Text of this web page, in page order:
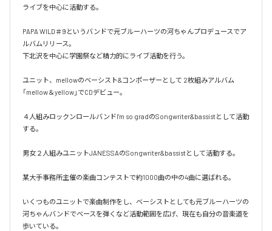
ライブを中心に活動する。
PAPA WILD＃9というバンドで元ブルーハーツの河ちゃんプロデュースでア
ルバムリリース。
下北沢を中心に学園祭など精力的にライブ活動を行う。
ユニット、mellowのベーシスト&コンポーザーとして 2枚組みアルバム
「mellow＆yellow」でCDデビュー。
４人組みロックンロールバンドI'm so gradのSongwriter&bassistとして活動
する。
男女２人組みユニットJANESSAのSongwriter&bassistとして活動する。
某大手事務所主催の楽曲コンテストで約1000曲の中の4曲に選ばれる。
いくつものユニットで楽曲制作をし、ベーシストとしても元ブルーハーツの
河ちゃんバンドでベースを弾くなど活動範囲を広げ、現在も自分の音楽道を
歩いている。